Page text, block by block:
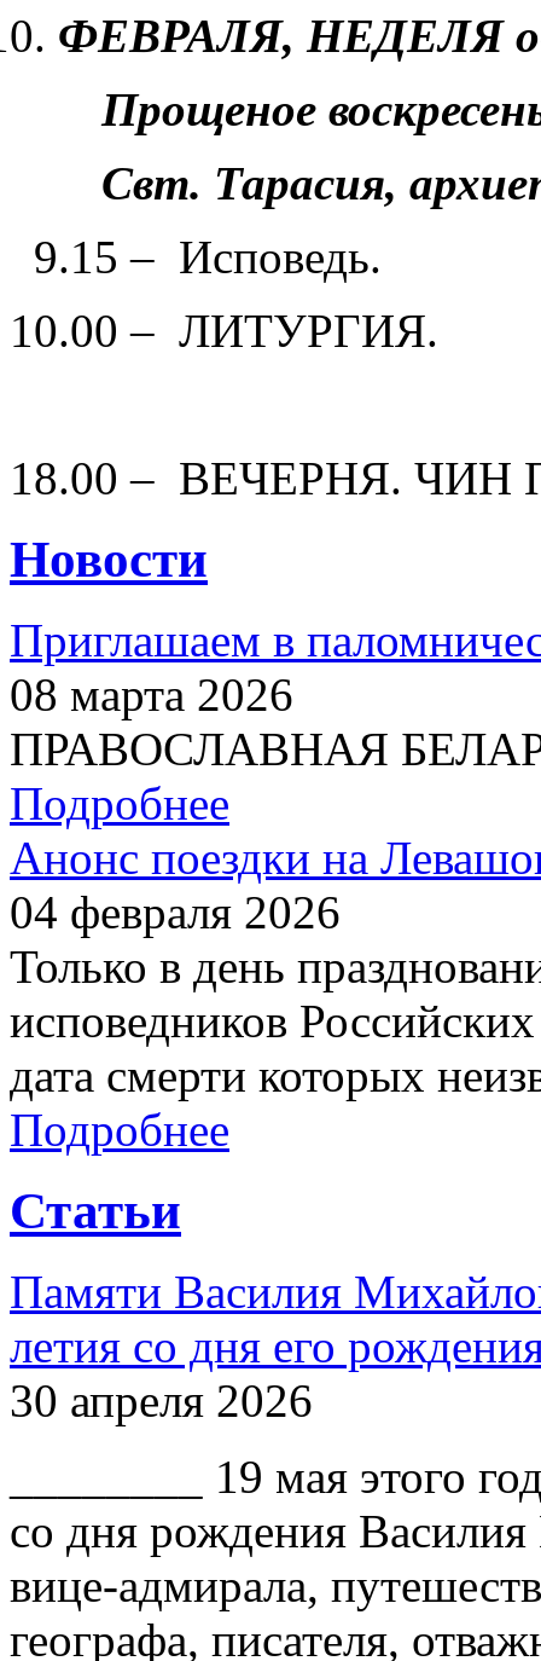
ФЕВРАЛЯ, НЕДЕЛЯ об
Прощеное
Свт. Тарасия,
9.15 – Исповедь.
10.00 – ЛИТУРГИЯ.
18.00 – ВЕЧЕРНЯ.
Новости
Приглашаем в
08 марта 2026
ПРАВОСЛАВНАЯ
Подробнее
Анонс поездки на
04 февраля 2026
Только в день
исповедников
дата смерти которых
Подробнее
Статьи
Памяти Василия
летия со дня его
30 апреля 2026
________ 19 мая этого
со дня рождения
вице-адмирала,
географа, писателя,